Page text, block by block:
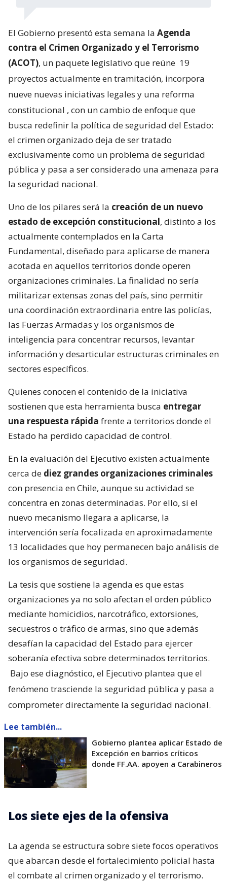
El Gobierno presentó esta semana la Agenda
contra el Crimen Organizado y el Terrorismo
(ACOT), un paquete legislativo que reúne 19
proyectos actualmente en tramitación, incorpora
nueve nuevas iniciativas legales y una reforma
constitucional , con un cambio de enfoque que
busca redefinir la política de seguridad del Estado:
el crimen organizado deja de ser tratado
exclusivamente como un problema de seguridad
pública y pasa a ser considerado una amenaza para
la seguridad nacional.
Uno de los pilares será la creación de un nuevo
estado de excepción constitucional, distinto a los
actualmente contemplados en la Carta
Fundamental, diseñado para aplicarse de manera
acotada en aquellos territorios donde operen
organizaciones criminales. La finalidad no sería
militarizar extensas zonas del país, sino permitir
una coordinación extraordinaria entre las policías,
las Fuerzas Armadas y los organismos de
inteligencia para concentrar recursos, levantar
información y desarticular estructuras criminales en
sectores específicos.
Quienes conocen el contenido de la iniciativa
sostienen que esta herramienta busca entregar
una respuesta rápida frente a territorios donde el
Estado ha perdido capacidad de control.
En la evaluación del Ejecutivo existen actualmente
cerca de diez grandes organizaciones criminales
con presencia en Chile, aunque su actividad se
concentra en zonas determinadas. Por ello, si el
nuevo mecanismo llegara a aplicarse, la
intervención sería focalizada en aproximadamente
13 localidades que hoy permanecen bajo análisis de
los organismos de seguridad.
La tesis que sostiene la agenda es que estas
organizaciones ya no solo afectan el orden público
mediante homicidios, narcotráfico, extorsiones,
secuestros o tráfico de armas, sino que además
desafían la capacidad del Estado para ejercer
soberanía efectiva sobre determinados territorios.
Bajo ese diagnóstico, el Ejecutivo plantea que el
fenómeno trasciende la seguridad pública y pasa a
comprometer directamente la seguridad nacional.
Lee también...
Gobierno plantea aplicar Estado de
Excepción en barrios críticos
donde FF.AA. apoyen a Carabineros
Los siete ejes de la ofensiva
La agenda se estructura sobre siete focos operativos
que abarcan desde el fortalecimiento policial hasta
el combate al crimen organizado y el terrorismo.